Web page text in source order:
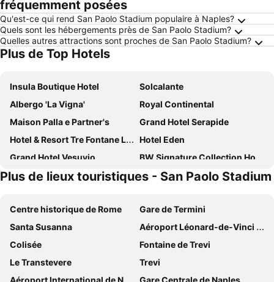
fréquemment posées
Qu'est-ce qui rend San Paolo Stadium populaire à Naples?
Quels sont les hébergements près de San Paolo Stadium?
Quelles autres attractions sont proches de San Paolo Stadium?
Plus de Top Hotels
Insula Boutique Hotel
Solcalante
Albergo 'La Vigna'
Royal Continental
Maison Palla e Partner's
Grand Hotel Serapide
Hotel & Resort Tre Fontane Luxury
Hotel Eden
Grand Hotel Vesuvio
BW Signature Collection Hotel Paradiso
Hotel Herculaneum
La Casa sul Faro
Hotel Giulia Ocean Club
B&B HOTEL Napoli
Hotel Colombo
Villa Elisio Hotel & Spa
Hotel Cristina
VPM room's central train station
Hotel Il Gabbiano
Hotel Ristorante Donato
Plus de lieux touristiques - San Paolo Stadium
Centre historique de Rome
Gare de Termini
Santa Susanna
Aéroport Léonard-de-Vinci de Rome Fiumicino
Colisée
Fontaine de Trevi
Le Transtevere
Trevi
Aéroport International de Naples - Capodichino
Gare Centrale de Naples